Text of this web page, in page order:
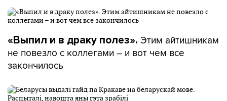
«Выпил и в драку полез». Этим айтишникам
не повезло с коллегами – и вот чем все
закончилось